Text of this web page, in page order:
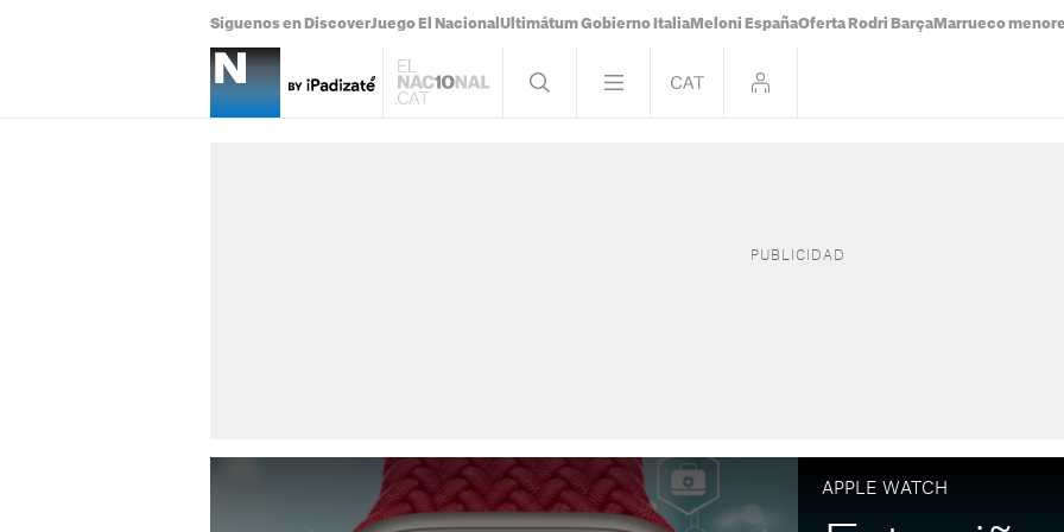
Síguenos en DiscoverJuego El Nacional Ultimátum Gobierno Italia Meloni EspañaOferta Rodri Barça Marrueco
APPLE WATCH